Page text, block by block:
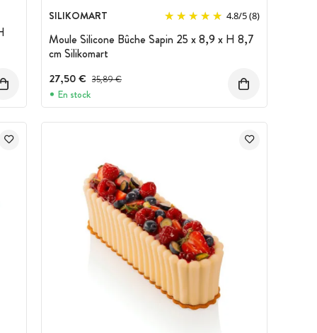
SILIKOMART 4.8/5(8)
Moule Silicone Bûche Sapin 25 x 8,9 x H 8,7
cm Silikomart
27,50 € Prix avant réduction :
35,89 €
En stock